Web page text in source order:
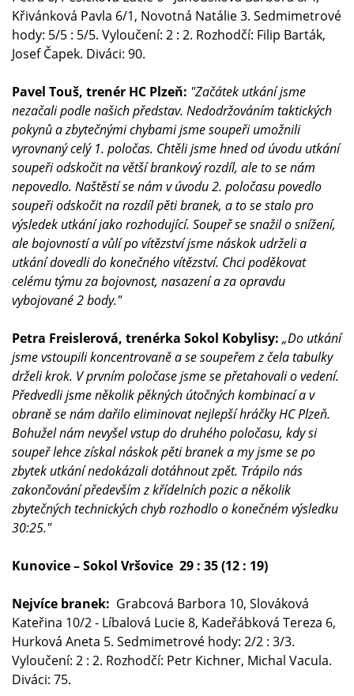
Křivánková Pavla 6/1, Novotná Natálie 3. Sedmimetrové
hody: 5/5 : 5/5. Vyloučení: 2 : 2. Rozhodčí: Filip Barták,
Josef Čapek. Diváci: 90.
Pavel Touš, trenér HC Plzeň: "Začátek utkání jsme
nezačali podle našich představ. Nedodržováním taktických
pokynů a zbytečnými chybami jsme soupeři umožnili
vyrovnaný celý 1. poločas. Chtěli jsme hned od úvodu utkání
soupeři odskočit na větší brankový rozdíl, ale to se nám
nepovedlo. Naštěstí se nám v úvodu 2. poločasu povedlo
soupeři odskočit na rozdíl pěti branek, a to se stalo pro
výsledek utkání jako rozhodující. Soupeř se snažil o snížení,
ale bojovností a vůlí po vítězství jsme náskok udrželi a
utkání dovedli do konečného vítězství. Chci poděkovat
celému týmu za bojovnost, nasazení a za opravdu
vybojované 2 body."
Petra Freislerová, trenérka Sokol Kobylisy: „Do utkání
jsme vstoupili koncentrovaně a se soupeřem z čela tabulky
drželi krok. V prvním poločase jsme se přetahovali o vedení.
Předvedli jsme několik pěkných útočných kombinací a v
obraně se nám dařilo eliminovat nejlepší hráčky HC Plzeň.
Bohužel nám nevyšel vstup do druhého poločasu, kdy si
soupeř lehce získal náskok pěti branek a my jsme se po
zbytek utkání nedokázali dotáhnout zpět. Trápilo nás
zakončování především z křídelních pozic a několik
zbytečných technických chyb rozhodlo o konečném výsledku
30:25."
Kunovice – Sokol Vršovice 29 : 35 (12 : 19)
Nejvíce branek: Grabcová Barbora 10, Slováková
Kateřina 10/2 - Líbalová Lucie 8, Kadeřábková Tereza 6,
Hurková Aneta 5. Sedmimetrové hody: 2/2 : 3/3.
Vyloučení: 2 : 2. Rozhodčí: Petr Kichner, Michal Vacula.
Diváci: 75.